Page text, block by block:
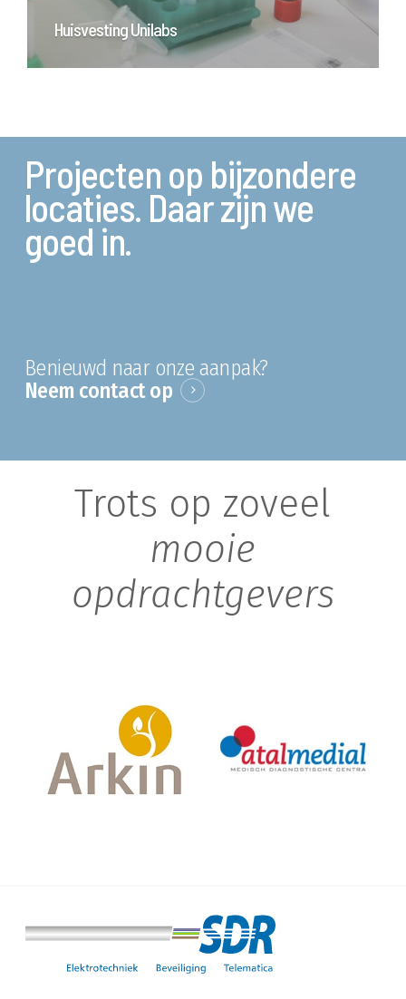
Huisvesting Unilabs
Projecten op bijzondere
locaties. Daar zijn we
goed in.
Benieuwd naar onze aanpak?
Neem contact op
Trots op zoveel
mooie
opdrachtgevers